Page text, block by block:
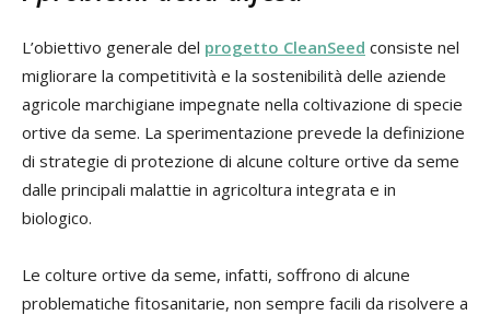
L’obiettivo generale del progetto CleanSeed consiste nel
migliorare la competitività e la sostenibilità delle aziende
agricole marchigiane impegnate nella coltivazione di specie
ortive da seme. La sperimentazione prevede la definizione
di strategie di protezione di alcune colture ortive da seme
dalle principali malattie in agricoltura integrata e in
biologico.
Le colture ortive da seme, infatti, soffrono di alcune
problematiche fitosanitarie, non sempre facili da risolvere a